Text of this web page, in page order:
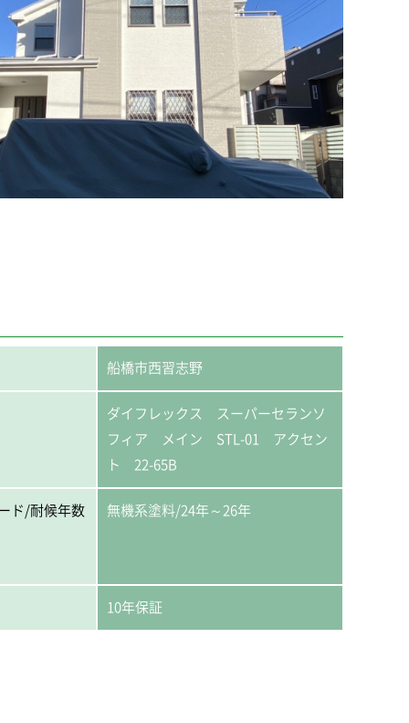
船橋市西習志野
ダイフレックス スーパーセランソ
フィア メイン STL-01 アクセン
ト 22-65B
ド/耐候年数 無機系塗料/24年～26年
10年保証